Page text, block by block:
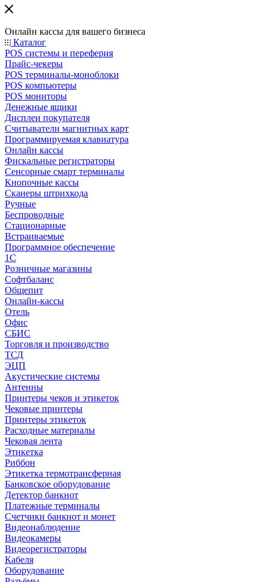
Онлайн кассы для вашего бизнеса
Каталог
POS системы и переферия
Прайс-чекеры
POS терминалы-моноблоки
POS компьютеры
POS мониторы
Денежные ящики
Дисплеи покупателя
Считыватели магнитных карт
Программируемая клавиатура
Онлайн кассы
Фискальные регистраторы
Сенсорные смарт терминалы
Кнопочные кассы
Сканеры штрихкода
Ручные
Беспроводные
Стационарные
Встраиваемые
Программное обеспечение
1С
Розничные магазины
Софтбаланс
Общепит
Онлайн-кассы
Отель
Офис
СБИС
Торговля и производство
ТСД
ЭЦП
Акустические системы
Антенны
Принтеры чеков и этикеток
Чековые принтеры
Принтеры этикеток
Расходные материалы
Чековая лента
Этикетка
Риббон
Этикетка термотрансферная
Банковское оборудование
Детектор банкнот
Платежные терминалы
Счетчики банкнот и монет
Видеонаблюдение
Видеокамеры
Видеорегистраторы
Кабеля
Оборудование